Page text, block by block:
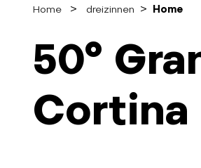
Home dreizinnen Home
50°
Cortina